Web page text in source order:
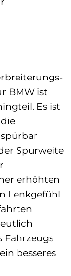
BMW ist
Es ist
Spurweite
erhöhten
Lenkgefühl
Fahrzeugs
besseres